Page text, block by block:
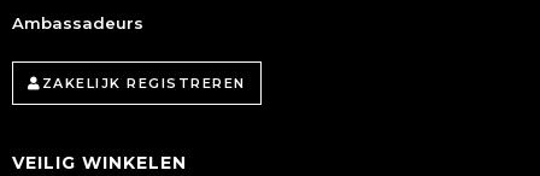
Ambassadeurs
ZAKELIJK REGISTREREN
VEILIG WINKELEN